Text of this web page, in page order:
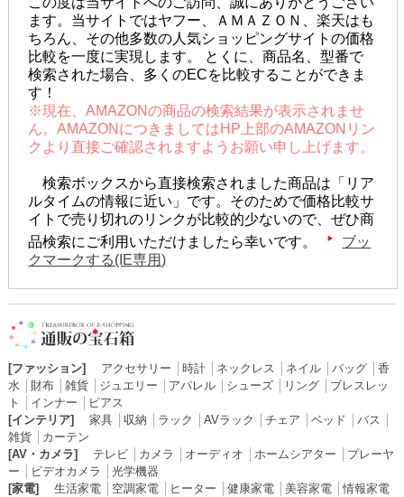
ます。当サイトではヤフー、ＡＭＡＺＯＮ、楽天はも
ちろん、その他多数の人気ショッピングサイトの価格
比較を一度に実現します。 とくに、商品名、型番で
検索された場合、多くのECを比較することができま
す！
※現在、AMAZONの商品の検索結果が表示されませ
ん。AMAZONにつきましてはHP上部のAMAZONリン
クより直接ご確認されますようお願い申し上げます。
検索ボックスから直接検索されました商品は「リア
ルタイムの情報に近い」です。そのためで価格比較サ
イトで売り切れのリンクが比較的少ないので、ぜひ商
品検索にご利用いただけましたら幸いです。
ブッ
クマークする(IE専用)
[ファッション] アクセサリー 時計│ ネックレス ネイル│ バッグ│ 香
水
財布│ 雑貨│ ジュエリー アパレル│ シューズ│ リング│ ブレスレッ
ト
インナー
ピアス
[インテリア]
家具│ 収納 ラック AVラック チェア ベッド バス
雑貨│ カーテン
[AV・カメラ]
テレビ│ カメラ オーディオ ホームシアター
プレーヤ
ー
ビデオカメラ
光学機器
[家電]
生活家電│ 空調家電│ ヒーター 健康家電│ 美容家電│情報家電